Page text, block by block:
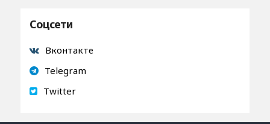
Соцсети
Вконтакте
Telegram
Twitter